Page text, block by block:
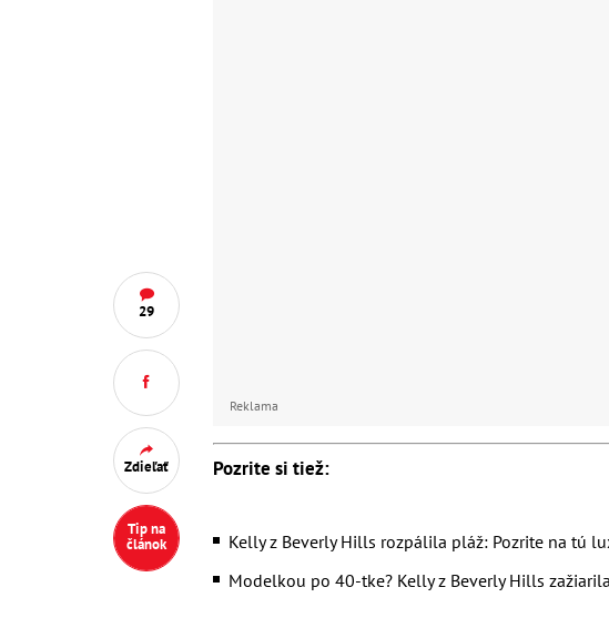
29
Zdieľať
Tip na
článok
Reklama
Pozrite si tiež:
​Kelly z Beverly Hills rozpálila pláž: Pozrite na tú
Modelkou po 40-tke? Kelly z Beverly Hills